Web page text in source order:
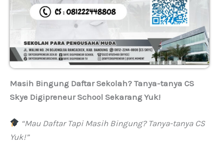
Masih Bingung Daftar Sekolah? Tanya-tanya CS
Skye Digipreneur School Sekarang Yuk!
“Mau Daftar Tapi Masih Bingung? Tanya-tanya CS
Yuk!”